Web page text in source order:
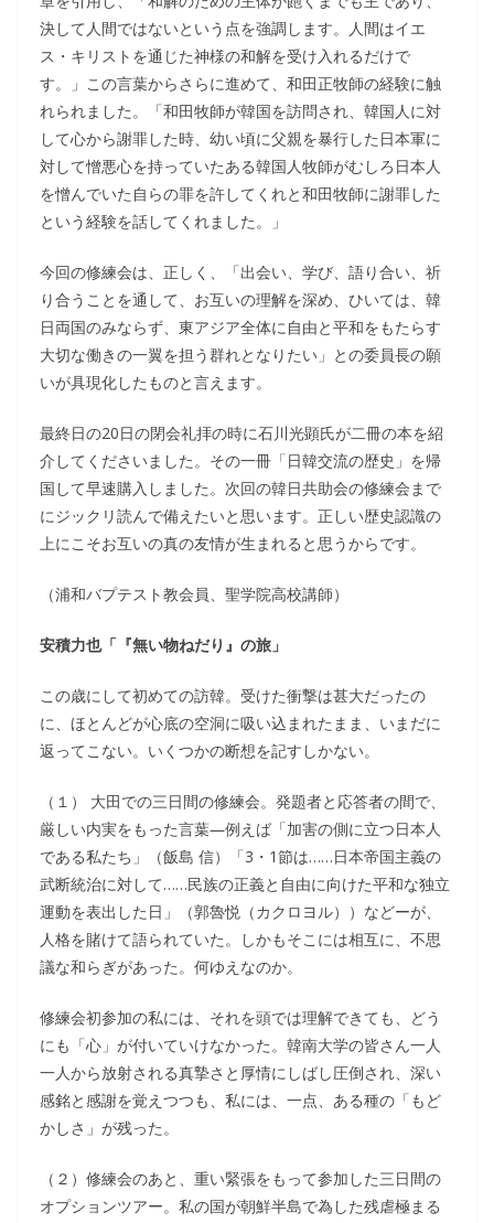
決して人間ではないという点を強調します。人間はイエ
ス・キリストを通じた神様の和解を受け入れるだけで
す。」この言葉からさらに進めて、和田正牧師の経験に触
れられました。「和田牧師が韓国を訪問され、韓国人に対
して心から謝罪した時、幼い頃に父親を暴行した日本軍に
対して憎悪心を持っていたある韓国人牧師がむしろ日本人
を憎んでいた自らの罪を許してくれと和田牧師に謝罪した
という経験を話してくれました。」
今回の修練会は、正しく、「出会い、学び、語り合い、祈
り合うことを通して、お互いの理解を深め、ひいては、韓
日両国のみならず、東アジア全体に自由と平和をもたらす
大切な働きの一翼を担う群れとなりたい」との委員長の願
いが具現化したものと言えます。
最終日の20日の閉会礼拝の時に石川光顕氏が二冊の本を紹
介してくださいました。その一冊「日韓交流の歴史」を帰
国して早速購入しました。次回の韓日共助会の修練会まで
にジックリ読んで備えたいと思います。正しい歴史認識の
上にこそお互いの真の友情が生まれると思うからです。
（浦和バプテスト教会員、聖学院高校講師）
安積力也「『無い物ねだり』の旅」
この歳にして初めての訪韓。受けた衝撃は甚大だったの
に、ほとんどが心底の空洞に吸い込まれたまま、いまだに
返ってこない。いくつかの断想を記すしかない。
（１） 大田での三日間の修練会。発題者と応答者の間で、
厳しい内実をもった言葉―例えば「加害の側に立つ日本人
である私たち」（飯島 信）「3・1節は……日本帝国主義の
武断統治に対して……民族の正義と自由に向けた平和な独立
運動を表出した日」（郭魯悦（カクロヨル））などーが、
人格を賭けて語られていた。しかもそこには相互に、不思
議な和らぎがあった。何ゆえなのか。
修練会初参加の私には、それを頭では理解できても、どう
にも「心」が付いていけなかった。韓南大学の皆さん一人
一人から放射される真摯さと厚情にしばし圧倒され、深い
感銘と感謝を覚えつつも、私には、一点、ある種の「もど
かしさ」が残った。
（２）修練会のあと、重い緊張をもって参加した三日間の
オプションツアー。私の国が朝鮮半島で為した残虐極まる